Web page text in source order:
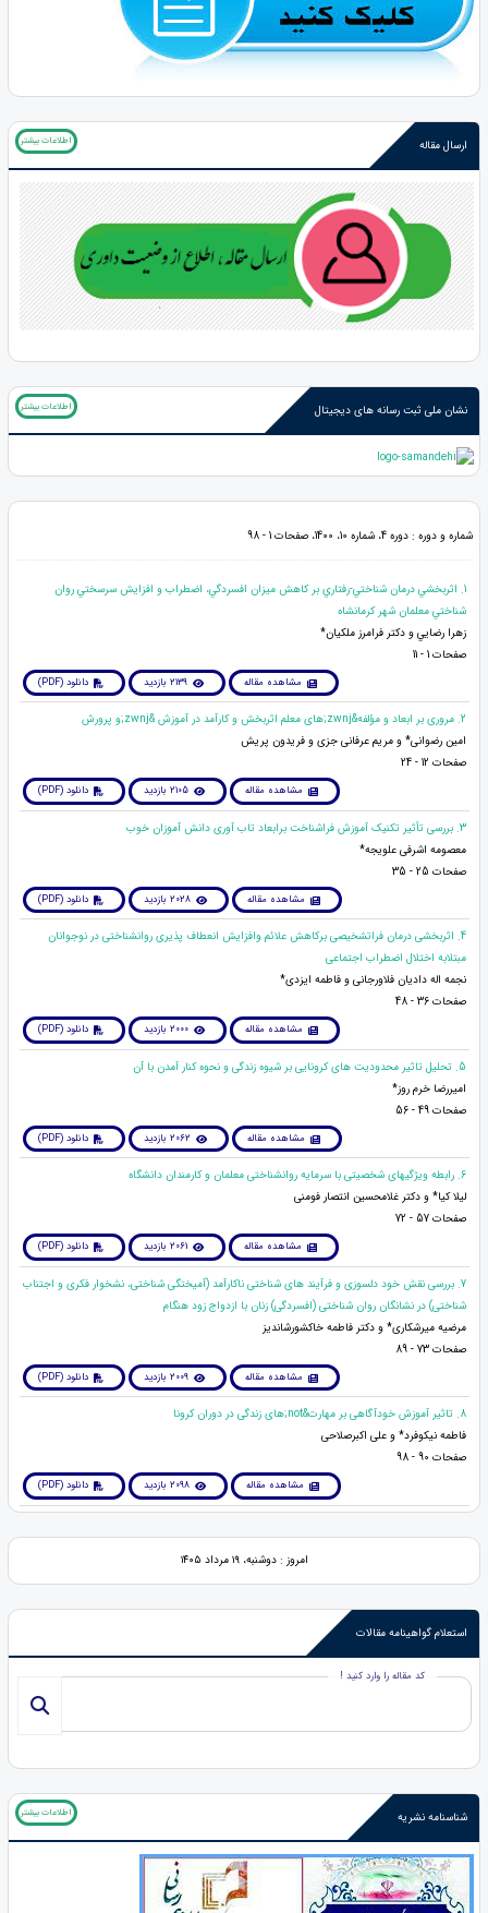
ارسال مقاله اطلاعات بیشتر
نشان ملی ثبت رسانه های دیجیتال اطلاعات بیشتر
شماره و دوره : دوره 4، شماره 10، 1400، صفحات 1 - 98
1. اثربخشي درمان شناختي-رفتاري بر كاهش ميزان افسردگي، اضطراب و افزايش سرسختي روان
شناختي معلمان شهر كرمانشاه
زهرا رضايي و دکتر فرامرز ملكيان*
صفحات 1 - 11
مشاهده مقاله 2139 بازدید دانلود (PDF)
2. مروری بر ابعاد و مؤلفه&zwnj;های معلم اثربخش و کارآمد در آموزش &zwnj;و پرورش
امین رضوانی* و مریم عرفانی جزی و فریدون پریش
صفحات 12 - 24
مشاهده مقاله 2105 بازدید دانلود (PDF)
3. بررسی تأثیر تکنیک آموزش فراشناخت برابعاد تاب آوری دانش آموزان خوب
معصومه اشرفی علویجه*
صفحات 25 - 35
مشاهده مقاله 2028 بازدید دانلود (PDF)
4. اثربخشی درمان فراتشخیصی برکاهش علائم وافزایش انعطاف پذیری روانشناختی در نوجوانان
مبتلابه اختلال اضطراب اجتماعی
نجمه اله دادیان فلاورجانی و فاطمه ایزدی*
صفحات 36 - 48
مشاهده مقاله 2000 بازدید دانلود (PDF)
5. تحلیل تاثیر محدودیت های کرونایی بر شیوه زندگی و نحوه کنار آمدن با آن
امیررضا خرم روز*
صفحات 49 - 56
مشاهده مقاله 2062 بازدید دانلود (PDF)
6. رابطه ویژگیهای شخصیتی با سرمایه روانشناختی معلمان و کارمندان دانشگاه
لیلا کیا* و دکتر غلامحسین انتصار فومنی
صفحات 57 - 72
مشاهده مقاله 2061 بازدید دانلود (PDF)
7. بررسی نقش خود دلسوزی و فرآیند های شناختی ناکارآمد (آمیختگی شناختی، نشخوار فکری و اجتناب
شناختی) در نشانگان روان شناختی (افسردگی) زنان با ازدواج زود هنگام
مرضیه میرشکاری* و دکتر فاطمه خاکشورشاندیز
صفحات 73 - 89
مشاهده مقاله 2009 بازدید دانلود (PDF)
8. تاثیر آموزش خودآگاهی بر مهارت&not;های زندگی در دوران کرونا
فاطمه نیکوفرد* و علی اکبرصلاحی
صفحات 90 - 98
مشاهده مقاله 2098 بازدید دانلود (PDF)
امروز : دوشنبه، ۱۹ مرداد ۱۴۰۵
استعلام گواهینامه مقالات
کد مقاله را وارد کنید !
شناسنامه نشریه اطلاعات بیشتر